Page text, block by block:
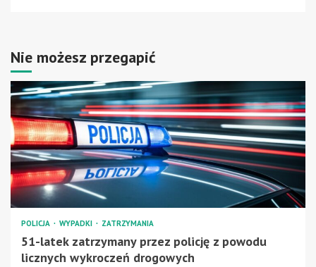
Nie możesz przegapić
POLICJA WYPADKI ZATRZYMANIA
51-latek zatrzymany przez policję z powodu
licznych wykroczeń drogowych